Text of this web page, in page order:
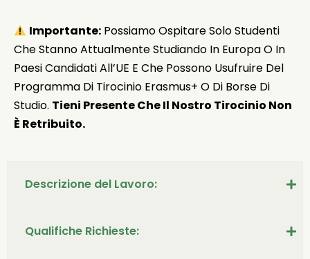
Importante: Possiamo Ospitare Solo Studenti
Che Stanno Attualmente Studiando In Europa O In
Paesi Candidati All’UE E Che Possono Usufruire Del
Programma Di Tirocinio Erasmus+ O Di Borse Di
Studio. Tieni Presente Che Il Nostro Tirocinio Non
È Retribuito.
Descrizione del Lavoro:
Qualifiche Richieste: